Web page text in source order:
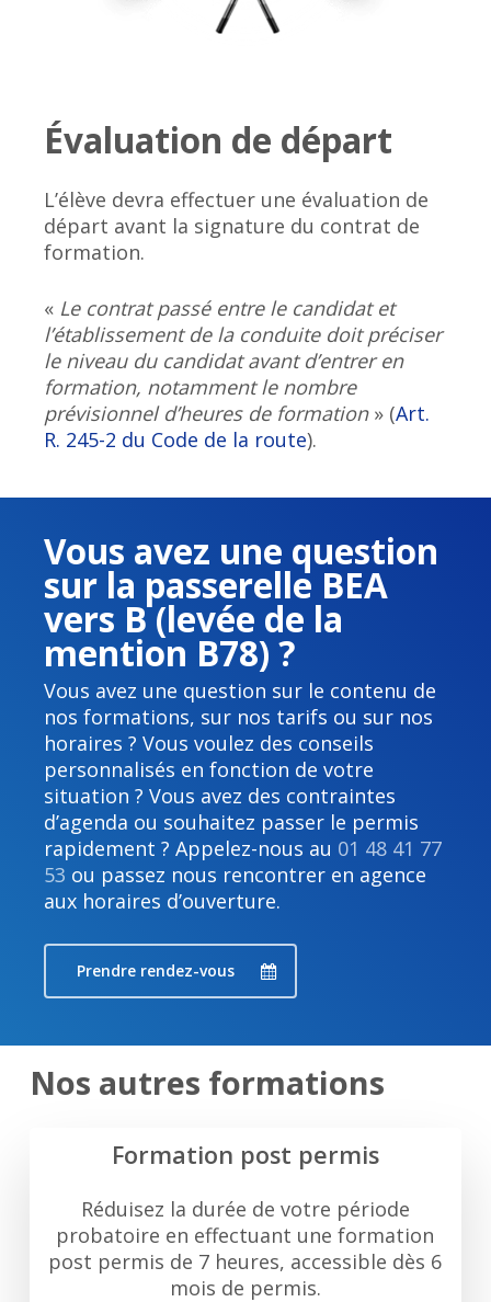
Évaluation de départ
L’élève devra effectuer une évaluation de
départ avant la signature du contrat de
formation.
« Le contrat passé entre le candidat et
l’établissement de la conduite doit préciser
le niveau du candidat avant d’entrer en
formation, notamment le nombre
prévisionnel d’heures de formation» (Art.
R. 245-2 du Code de la route).
Vous avez une question
sur la passerelle BEA
vers B (levée de la
mention B78) ?
Vous avez une question sur le contenu de
nos formations, sur nos tarifs ou sur nos
horaires ? Vous voulez des conseils
personnalisés en fonction de votre
situation ? Vous avez des contraintes
d’agenda ou souhaitez passer le permis
rapidement ? Appelez-nous au 01 48 41 77
53 ou passez nous rencontrer en agence
aux horaires d’ouverture.
Prendre rendez-vous
Nos autres formations
Formation post permis
Réduisez la durée de votre période
probatoire en effectuant une formation
post permis de 7 heures, accessible dès 6
mois de permis.